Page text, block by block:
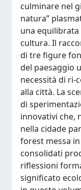
culminare nel
natura”
una
cultura. Il
di tre figure
del paesaggio
necessità di ri-
alla città. La
di
innovativi che,
nella cidade
forest messa
consolidati
riflessioni
significato